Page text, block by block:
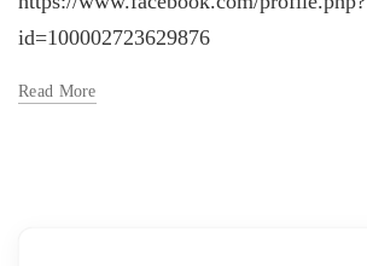
id=100002723629876
Read More